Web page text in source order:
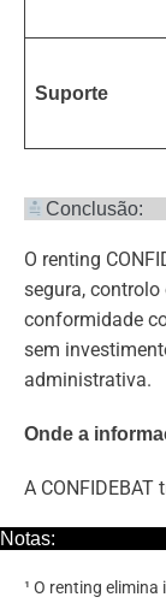
Suporte
Conclusão:
O renting
segura, controlo
conformidade
sem
administrativa.
Onde a
A CONFIDEBAT
Notas:
¹ O renting